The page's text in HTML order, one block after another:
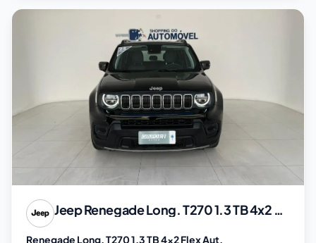
JeepRenegade Long. T270 1.3 TB 4x2 Flex Aut.
Renegade Long. T270 1.3 TB 4x2 Flex Aut.